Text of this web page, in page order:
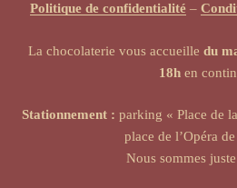
Politique de confidentialité –
La chocolaterie vous accueille du
18h en
Stationnement : parking « Place de
place de l’Opéra
Nous sommes